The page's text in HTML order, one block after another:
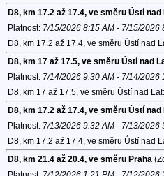
D8, km 17.2 až 17.4, ve směru Ústí nad
Platnost: 7/15/2026 8:15 AM - 7/15/2026
D8, km 17.2 až 17.4, ve směru Ústí nad
D8, km 17 až 17.5, ve směru Ústí nad
Platnost: 7/14/2026 9:30 AM - 7/14/2026
D8, km 17 až 17.5, ve směru Ústí nad
D8, km 17.2 až 17.4, ve směru Ústí nad
Platnost: 7/13/2026 9:32 AM - 7/13/2026
D8, km 17.2 až 17.4, ve směru Ústí nad
D8, km 21.4 až 20.4, ve směru Praha